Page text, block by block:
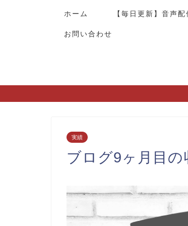
ホーム 【毎日更新】音声配
お問い合わせ
実績
ブログ9ヶ月目の